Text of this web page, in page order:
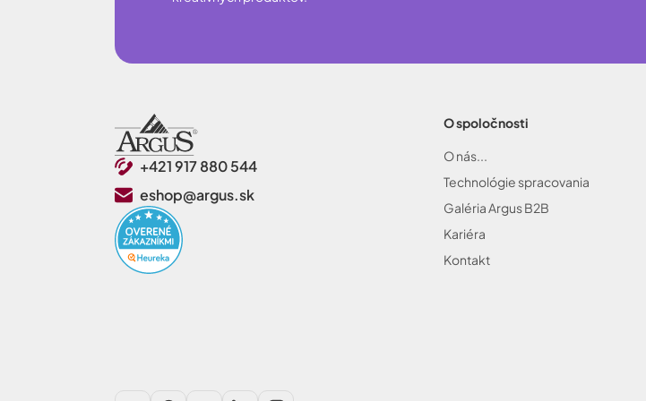
+421 917 880 544
eshop@argus.sk
O spoločnosti
O nás...
Technológie spracovania
Galéria Argus B2B
Kariéra
Kontakt